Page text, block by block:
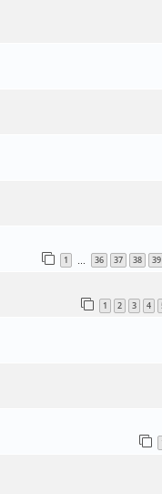
1 … 36 37 38 39
1 2 3 4